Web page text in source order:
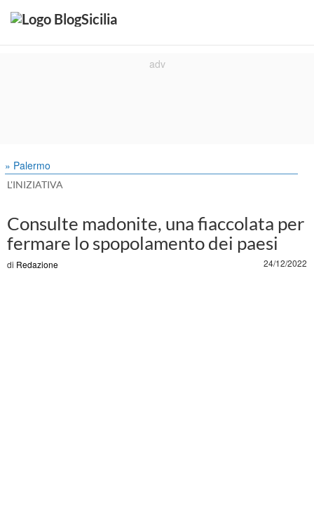
» Palermo
L'INIZIATIVA
Consulte madonite, una fiaccolata per
fermare lo spopolamento dei paesi
di Redazione 24/12/2022